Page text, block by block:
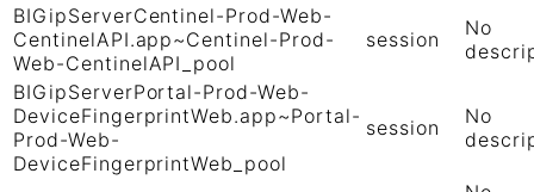
BIGipServerCentinel-Prod-Web-
CentinelAPI.app~Centinel-Prod-
Web-CentinelAPI_pool
session
No
BIGipServerPortal-Prod-Web-
DeviceFingerprintWeb.app~Portal-
Prod-Web-
DeviceFingerprintWeb_pool
session
No